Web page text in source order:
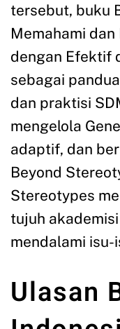
tersebut, buku
Memahami
dengan Efektif
sebagai
dan praktisi
mengelola
adaptif, dan
Beyond
Stereotypes
tujuh
mendalami isu-
Ulasan